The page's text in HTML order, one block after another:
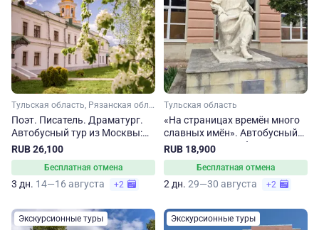
Тульская область, Рязанская область, Московская область
Поэт. Писатель. Драматург.
Автобусный тур из Москвы:
Рязань – Тула – Чехов
RUB 26,100
Бесплатная отмена
3 дн. 14—16 августа +2
Тульская область
«На страницах времён много
славных имён». Автобусный
тур в Тульскую область из
Москвы
RUB 18,900
Бесплатная отмена
2 дн. 29—30 августа +2
Экскурсионные туры Экскурсионные туры